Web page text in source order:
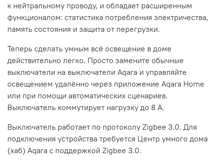
к нейтральному проводу, и обладает расширенным
функционалом: статистика потребления электричества,
память состояния и защита от перегрузки.
Теперь сделать умным всё освещение в доме
действительно легко. Просто замените обычные
выключатели на выключатели Aqara и управляйте
освещением удалённо через приложение Aqara Home
или при помощи автоматических сценариев.
Выключатель коммутирует нагрузку до 8 А.
Выключатель работает по протоколу Zigbee 3.0. Для
подключения устройства требуется Центр умного дома
(хаб) Aqara с поддержкой Zigbee 3.0.